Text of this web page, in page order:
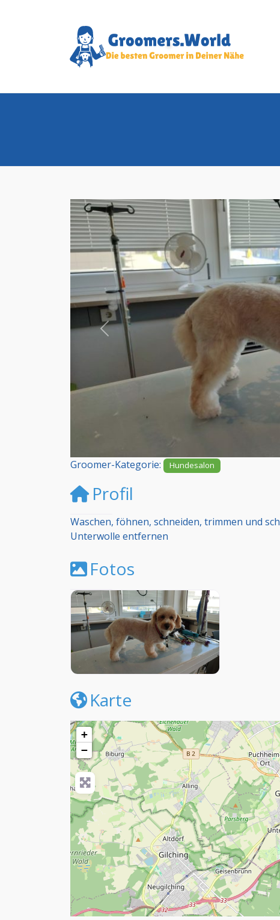
Vorheriges
Groomer-Kategorie: Hundesalon
Profil
Waschen, föhnen, schneiden, trimmen und
Unterwolle entfernen
Fotos
Karte
+
−